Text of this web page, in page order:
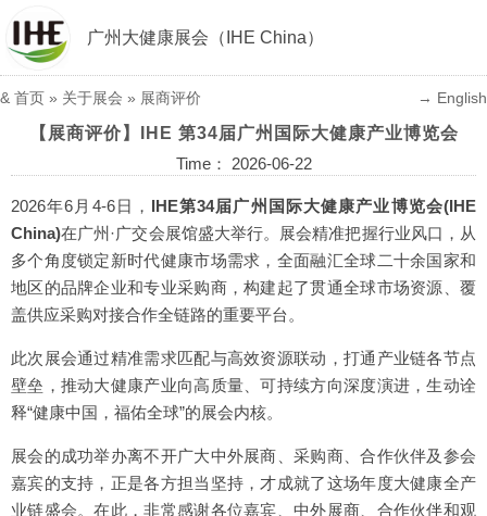
广州大健康展会（IHE China）
& 首页 » 关于展会 » 展商评价 → English
【展商评价】IHE 第34届广州国际大健康产业博览会
Time： 2026-06-22
2026年6月4-6日， IHE第34届广州国际大健康产业博览会(IHE
China)在广州·广交会展馆盛大举行。展会精准把握行业风口，从
多个角度锁定新时代健康市场需求，全面融汇全球二十余国家和
地区的品牌企业和专业采购商，构建起了贯通全球市场资源、覆
盖供应采购对接合作全链路的重要平台。
此次展会通过精准需求匹配与高效资源联动，打通产业链各节点
壁垒，推动大健康产业向高质量、可持续方向深度演进，生动诠
释“健康中国，福佑全球”的展会内核。
展会的成功举办离不开广大中外展商、采购商、合作伙伴及参会
嘉宾的支持，正是各方担当坚持，才成就了这场年度大健康全产
业链盛会。在此，非常感谢各位嘉宾、中外展商、合作伙伴和观